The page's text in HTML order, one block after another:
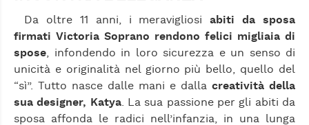
Da oltre 11 anni, i meravigliosiabiti da sposa
firmati Victoria Soprano rendono felici migliaia di
spose , infondendo in loro sicurezza e un senso di
unicità e originalità nel giorno più bello, quello del
“sì”. Tutto nasce dalle mani e dalla creatività della
sua designer, Katya. La sua passione per gli abiti da
sposa affonda le radici nell’infanzia, in una lunga